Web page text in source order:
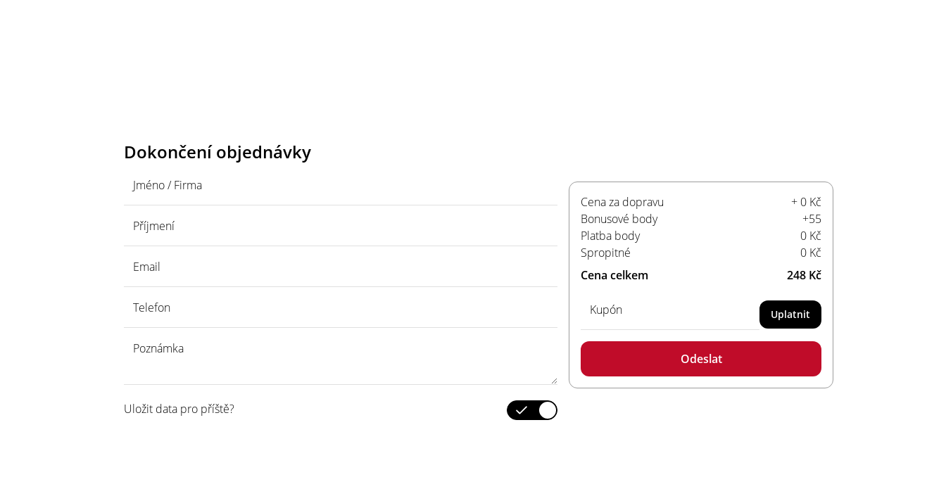
Dokončení objednávky
Jméno / Firma
Příjmení
Email
Telefon
Poznámka
Uložit data pro příště?
Cena za dopravu
+ 0 Kč
Bonusové body
+55
Platba body
0 Kč
Spropitné
0 Kč
Cena celkem
248 Kč
Kupón Uplatnit
Odeslat